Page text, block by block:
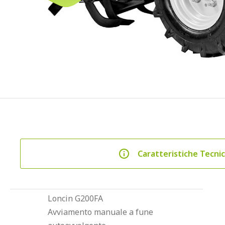
Caratteristiche
Loncin G200FA
Avviamento manuale a fune